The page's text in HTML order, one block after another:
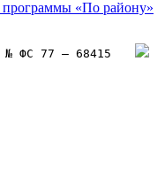
№ ФС 77 – 68415